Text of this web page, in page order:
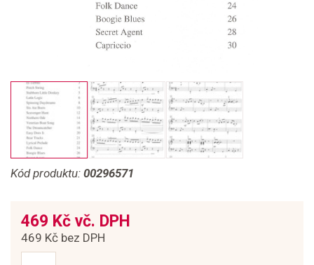
Kód produktu: 00296571
469 Kč vč. DPH
469 Kč bez DPH